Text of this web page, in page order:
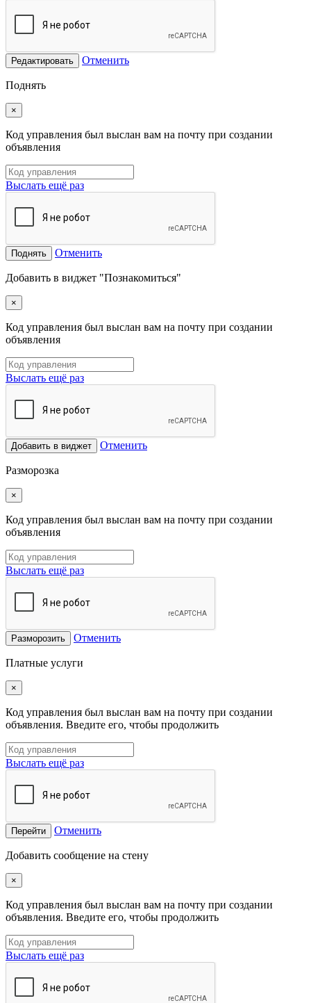
Редактировать Отменить
Поднять
×
Код управления был выслан вам на почту при создании
объявления
Выслать ещё раз
Поднять Отменить
Добавить в виджет "Познакомиться"
×
Код управления был выслан вам на почту при создании
объявления
Выслать ещё раз
Добавить в виджет Отменить
Разморозка
×
Код управления был выслан вам на почту при создании
объявления
Выслать ещё раз
Разморозить Отменить
Платные услуги
×
Код управления был выслан вам на почту при создании
объявления. Введите его, чтобы продолжить
Выслать ещё раз
Перейти Отменить
Добавить сообщение на стену
×
Код управления был выслан вам на почту при создании
объявления. Введите его, чтобы продолжить
Выслать ещё раз